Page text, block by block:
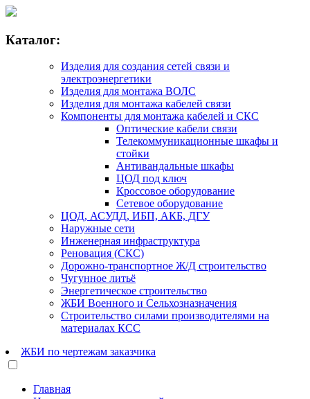
Каталог:
Изделия для создания сетей связи и
электроэнергетики
Изделия для монтажа ВОЛС
Изделия для монтажа кабелей связи
Компоненты для монтажа кабелей и СКС
Оптические кабели связи
Телекоммуникационные шкафы и
стойки
Антивандальные шкафы
ЦОД под ключ
Кроссовое оборудование
Сетевое оборудование
ЦОД, АСУДД, ИБП, АКБ, ДГУ
Наружные сети
Инженерная инфраструктура
Реновация (СКС)
Дорожно-транспортное Ж/Д строительство
Чугунное литьё
Энергетическое строительство
ЖБИ Военного и Сельхозназначения
Строительство силами производителями на
материалах КСС
ЖБИ по чертежам заказчика
Главная